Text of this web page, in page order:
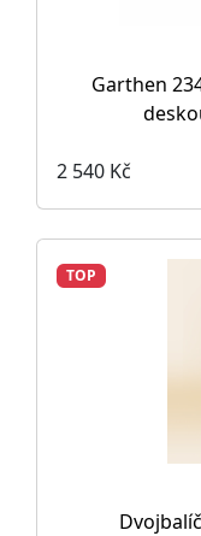
Garthen
2 540 Kč
TOP